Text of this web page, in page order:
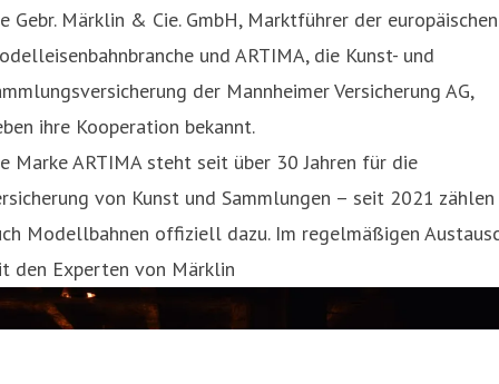
Gebr. Märklin & Cie. GmbH, Marktführer der europäischen
und ARTIMA, die Kunst- und
der Mannheimer Versicherung AG,
ihre Kooperation bekannt.
Marke ARTIMA steht seit über 30 Jahren für die
von Kunst und Sammlungen – seit 2021 zählen
Modellbahnen offiziell dazu. Im regelmäßigen
den Experten von Märklin